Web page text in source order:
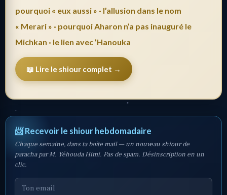
pourquoi « eux aussi » · l’allusion dans le nom
« Merari » · pourquoi Aharon n’a pas inauguré le
Michkan · le lien avec ’Hanouka
📖 Lire le shiour complet →
📨 Recevoir le shiour hebdomadaire
Chaque semaine, dans ta boîte mail — un nouveau shiour de
paracha par M. Yéhouda Himi. Pas de spam. Désinscription en un
clic.